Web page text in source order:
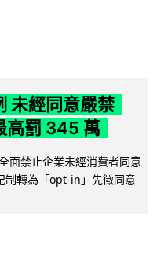
未經同意嚴禁
高罰 345 萬
面禁止企業未經消費者同意
轉為「opt-in」先徵同意